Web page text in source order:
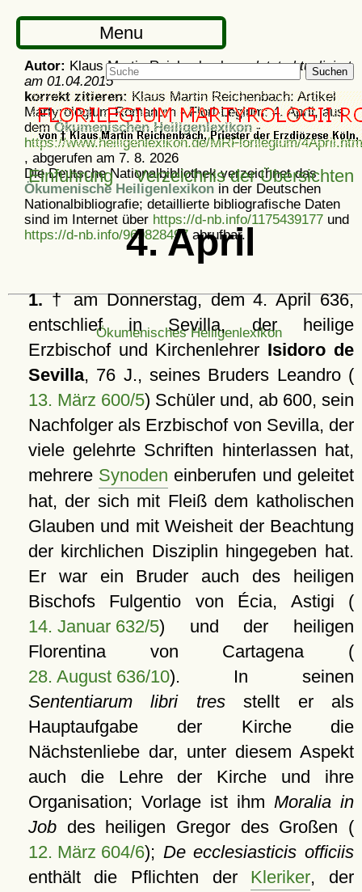
Menu
Suchen
Einführung Verzeichnis der Übersichten
4. April
1.† am Donnerstag, dem 4. April 636,
entschlief in Sevilla, der heilige
Erzbischof und Kirchenlehrer Isidoro de
Sevilla, 76 J., seines Bruders Leandro (
13. März 600/5) Schüler und, ab 600, sein
Nachfolger als Erzbischof von Sevilla, der
viele gelehrte Schriften hinterlassen hat,
mehrere Synoden einberufen und geleitet
hat, der sich mit Fleiß dem katholischen
Glauben und mit Weisheit der Beachtung
der kirchlichen Disziplin hingegeben hat.
Er war ein Bruder auch des heiligen
Bischofs Fulgentio von Écia, Astigi (
14. Januar 632/5) und der heiligen
Florentina von Cartagena (
28. August 636/10). In seinen
Sententiarum libri tresstellt er als
Hauptaufgabe der Kirche die
Nächstenliebe dar, unter diesem Aspekt
auch die Lehre der Kirche und ihre
Organisation; Vorlage ist ihm Moralia in
Jobdes heiligen Gregor des Großen (
12. März 604/6); De ecclesiasticis officiis
enthält die Pflichten der Kleriker, der
Autor: Klaus Martin Reichenbach -zuletzt aktualisiert
am 01.04.2015
korrekt zitieren:Klaus Martin Reichenbach: Artikel
Martyrologium Romanum - Flori-Legium: 4. April, aus
demÖkumenischen Heiligenlexikon-
https://www.heiligenlexikon.de/MRFlorilegium/
, abgerufen am 7. 8. 2026
Die Deutsche Nationalbibliothek verzeichnet das
Ökumenische Heiligenlexikon in der Deutschen
Nationalbibliografie; detaillierte bibliografische Daten
sind im Internet über https://d-nb.info/1175439177 und
https://d-nb.info/969828497 abrufbar.
Ökumenisches Heiligenlexikon